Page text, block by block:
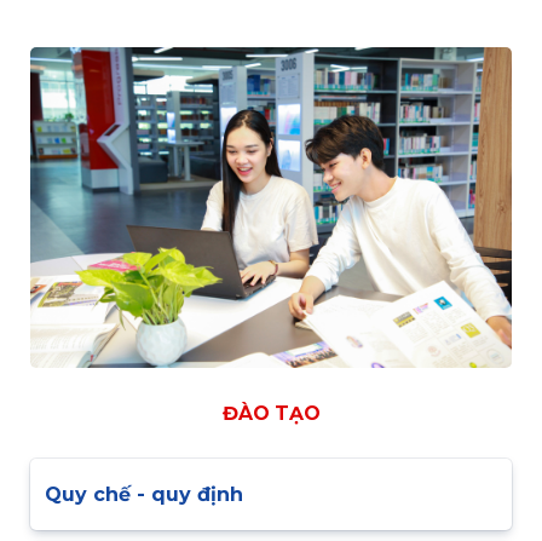
ĐÀO TẠO
Quy chế - quy định